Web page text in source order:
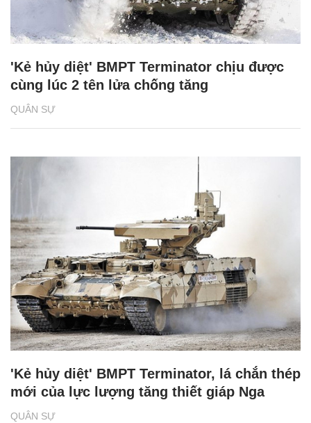
QUÂN SỰ
'Kẻ hủy diệt' BMPT Terminator chịu được
cùng lúc 2 tên lửa chống tăng
QUÂN SỰ
'Kẻ hủy diệt' BMPT Terminator, lá chắn thép
mới của lực lượng tăng thiết giáp Nga